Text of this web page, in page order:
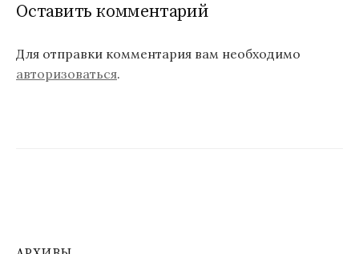
Оставить комментарий
Для отправки комментария вам необходимо
авторизоваться.